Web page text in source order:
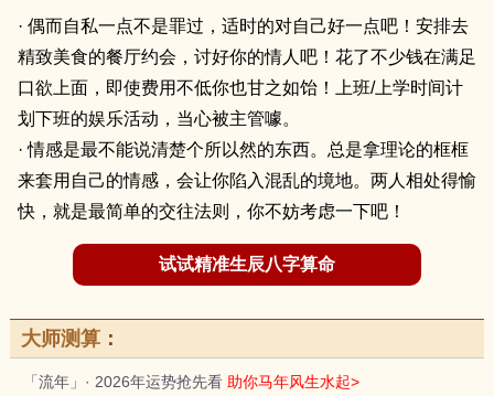
· 偶而自私一点不是罪过，适时的对自己好一点吧！安排去
精致美食的餐厅约会，讨好你的情人吧！花了不少钱在满足
口欲上面，即使费用不低你也甘之如饴！上班/上学时间计
划下班的娱乐活动，当心被主管噱。
· 情感是最不能说清楚个所以然的东西。总是拿理论的框框
来套用自己的情感，会让你陷入混乱的境地。两人相处得愉
快，就是最简单的交往法则，你不妨考虑一下吧！
试试精准生辰八字算命
大师测算：
「流年」· 2026年运势抢先看 助你马年风生水起>